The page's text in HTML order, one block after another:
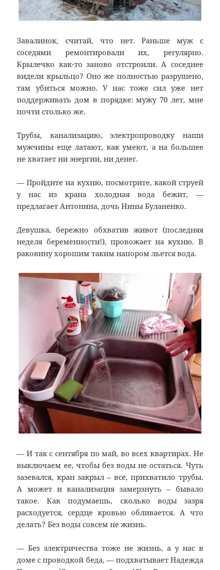
Завалинок, считай, что нет. Раньше муж с
соседями ремонтировали их, регулярно.
Крылечко как-то заново отстроили. А соседнее
видели крыльцо? Оно же полностью разрушено,
там убиться можно. У нас тоже сил уже нет
поддерживать дом в порядке: мужу 70 лет, мне
почти столько же.
Трубы, канализацию, электропроводку наши
мужчины еще латают, как умеют, а на большее
не хватает ни энергии, ни денег.
— Пройдите на кухню, посмотрите, какой струей
у нас из крана холодная вода бежит, —
предлагает Антонина, дочь Нины Буланенко.
Девушка, бережно обхватив живот (последняя
неделя беременности!), провожает на кухню. В
раковину хорошим таким напором льется вода.
— И так с сентября по май, во всех квартирах. Не
выключаем ее, чтобы без воды не остаться. Чуть
зазевался, кран закрыл – все, прихватило трубы.
А может и канализация замерзнуть – бывало
такое. Как подумаешь, сколько воды зазря
расходуется, сердце кровью обливается. А что
делать? Без воды совсем не жизнь.
— Без электричества тоже не жизнь, а у нас в
доме с проводкой беда, — подхватывает Надежда